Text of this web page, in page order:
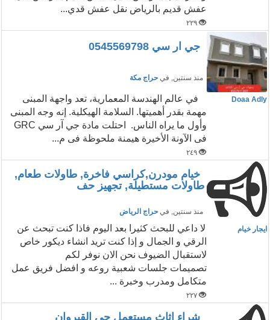
عفش قديم بالرياض نقل عفش قدي...
٢٢٩
جي ار سي 0545569798
منذ سنتين, في حراج مكة
Doaa Adly
في عالم الهندسة المعمارية، تعد واجهة المبنى
مهمة بقدر أهميتها. السلامة الهيكلية. إنه وجه المبنى
وأول ما يراه الناس. احتلت مادة جي آر سي GRC
فى الآونة الأخيرة هيمنة ملحوظة فى م...
٢٤٩
خيام مودرن,كراسي فاخرة, طاولات طعام,
طاولات مستطيلة, تجهيز حف
منذ سنتين, في حراج الرياض
ايجار خيام
لا داعي للبحث كثيرا بعد اليوم فاذا كنت تبحث عن
الرقي و الجمال و إذا كنت تريد انشاء ديكور خاص
لاستقبال الضيوف نحن الان نوفر لكم
تصميمات جلسات شعبية روعه و افضل فريق عمل
متكامل ومدرب وخبرة ...
٢٢٧
شراء اثاث مستعمل حي القيروان